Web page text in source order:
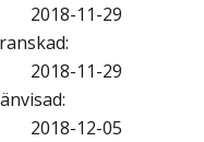
2018-11-29
:
2018-11-29
:
2018-12-05